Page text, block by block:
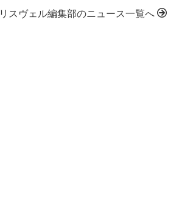
リスヴェル編集部のニュース一覧へ